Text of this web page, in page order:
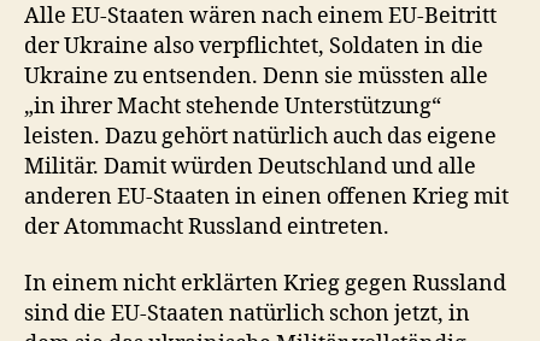
Alle EU-Staaten wären nach einem EU-Beitritt
der Ukraine also verpflichtet, Soldaten in die
Ukraine zu entsenden. Denn sie müssten alle
„in ihrer Macht stehende Unterstützung“
leisten. Dazu gehört natürlich auch das eigene
Militär. Damit würden Deutschland und alle
anderen EU-Staaten in einen offenen Krieg mit
der Atommacht Russland eintreten.
In einem nicht erklärten Krieg gegen Russland
sind die EU-Staaten natürlich schon jetzt, in